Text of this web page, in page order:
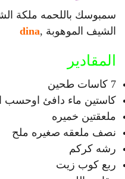
سمبوسك باللحمه ملكة
الشيف الموهوبة ,dina
المقادير
7 كاسات طحين
كاستين ماء دافئ اوحسب
ملعقتين خميره
نصف ملعقه صغيره ملح
رشه كركم
ربع كوب زيت